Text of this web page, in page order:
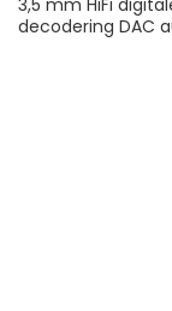
3,5 mm HiFi
decodering DAC